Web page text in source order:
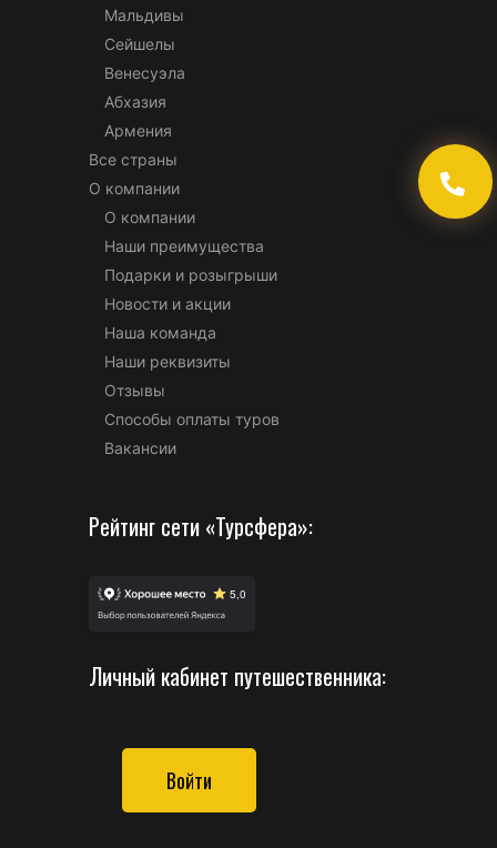
Мальдивы
Сейшелы
Венесуэла
Абхазия
Армения
Все страны
О компании
О компании
Наши преимущества
Подарки и розыгрыши
Новости и акции
Наша команда
Наши реквизиты
Отзывы
Способы оплаты туров
Вакансии
Рейтинг сети «Турсфера»:
Личный кабинет путешественника:
Войти